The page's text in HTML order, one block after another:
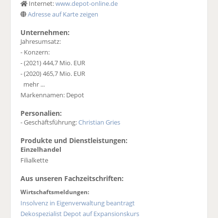
Internet:www.depot-online.de
Adresse auf Karte zeigen
Unternehmen:
Jahresumsatz:
- Konzern:
- (2021) 444,7 Mio. EUR
- (2020) 465,7 Mio. EUR
mehr ...
Markennamen: Depot
Personalien:
- Geschäftsführung:Christian Gries
Produkte und Dienstleistungen:
Einzelhandel
Filialkette
Aus unseren Fachzeitschriften:
Wirtschaftsmeldungen:
Insolvenz in Eigenverwaltung beantragt
Dekospezialist Depot auf Expansionskurs